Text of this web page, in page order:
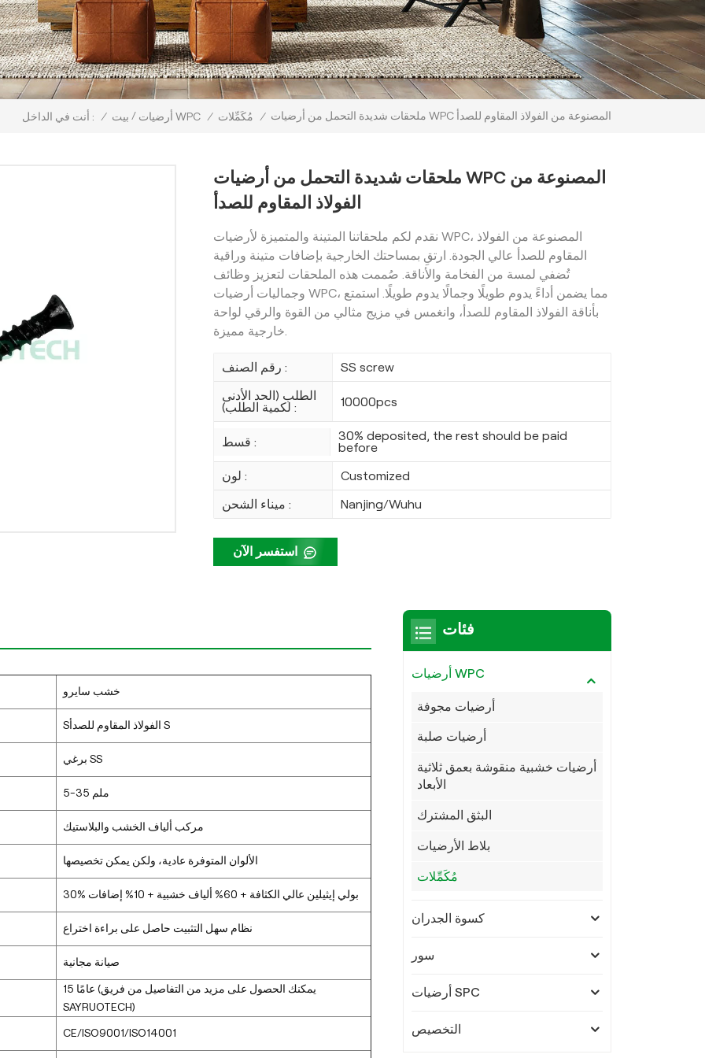
أنت في الداخل : / بيت / أرضيات WPC / مُكَمِّلات / ملحقات شديدة التحمل من أرضيات WPC المصنوعة من الفولاذ المقاوم للصدأ
ملحقات شديدة التحمل من أرضيات WPC المصنوعة من
الفولاذ المقاوم للصدأ
نقدم لكم ملحقاتنا المتينة والمتميزة لأرضيات WPC، المصنوعة من الفولاذ
المقاوم للصدأ عالي الجودة. ارتقِ بمساحتك الخارجية بإضافات متينة وراقية
تُضفي لمسة من الفخامة والأناقة. صُممت هذه الملحقات لتعزيز وظائف
وجماليات أرضيات WPC، مما يضمن أداءً يدوم طويلًا وجمالًا يدوم طويلًا. استمتع
بأناقة الفولاذ المقاوم للصدأ، وانغمس في مزيج مثالي من القوة والرقي لواحة
رقم الصنف : SS screw
الطلب (الحد الأدنى
لكمية الطلب) :
10000pcs
قسط :
30% deposited, the rest should be paid
before
لون : Customized
ميناء الشحن : Nanjing/Wuhu
استفسر الآن
خشب سايرو
S الفولاذ المقاوم للصدأ S
برغي SS
5-35 ملم
مركب ألياف الخشب والبلاستيك
الألوان المتوفرة عادية، ولكن يمكن تخصيصها
30% بولي إيثيلين عالي الكثافة + 60% ألياف خشبية + 10% إضافات
نظام سهل التثبيت حاصل على براءة اختراع
صيانة مجانية
15 عامًا (يمكنك الحصول على مزيد من التفاصيل من فريق
SAYRUOTECH)
CE/ISO9001/ISO14001
فئات
أرضيات WPC
أرضيات مجوفة
أرضيات صلبة
أرضيات خشبية منقوشة بعمق ثلاثية
الأبعاد
البثق المشترك
بلاط الأرضيات
مُكَمِّلات
كسوة الجدران
سور
أرضيات SPC
التخصيص